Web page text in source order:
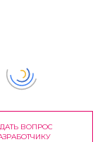
ВОПРОС